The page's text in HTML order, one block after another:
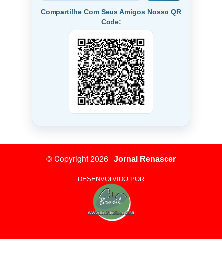
Compartilhe Com Seus Amigos Nosso QR
Code:
© Copyright 2026 | Jornal Renascer
DESENVOLVIDO POR